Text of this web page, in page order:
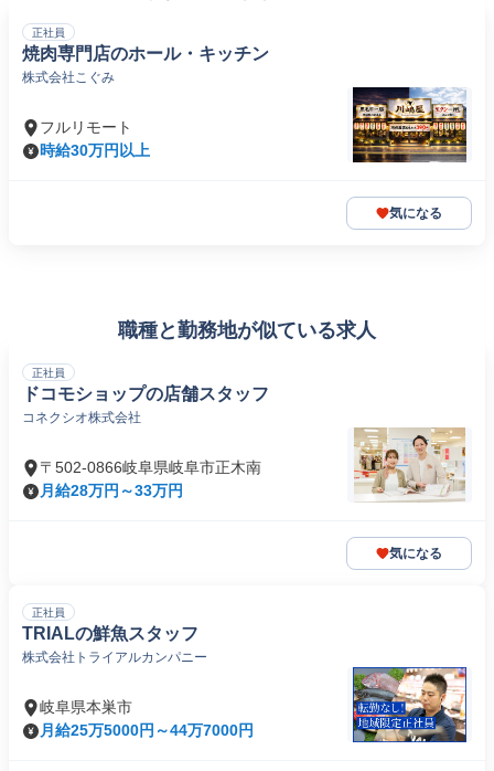
正社員
焼肉専門店のホール・キッチン
株式会社こぐみ
フルリモート
時給30万円以上
気になる
職種と勤務地が似ている求人
正社員
ドコモショップの店舗スタッフ
コネクシオ株式会社
〒502-0866岐阜県岐阜市正木南
月給28万円～33万円
気になる
正社員
TRIALの鮮魚スタッフ
株式会社トライアルカンパニー
岐阜県本巣市
月給25万5000円～44万7000円